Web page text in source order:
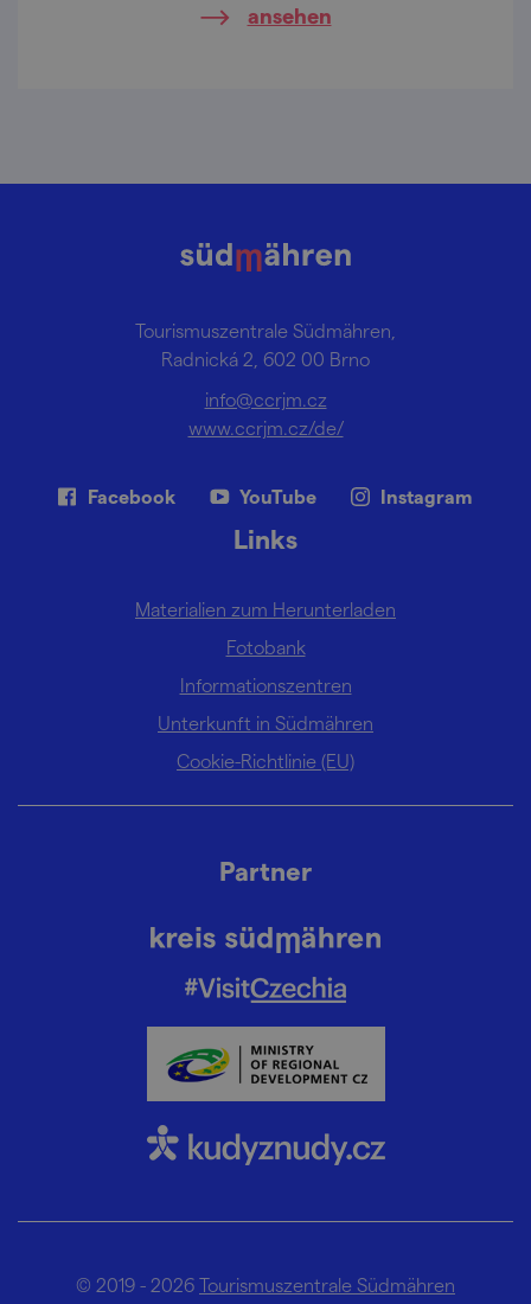
Weißen Karpaten.
ansehen
Tourismuszentrale Südmähren,
Radnická 2, 602 00 Brno
info@ccrjm.cz
www.ccrjm.cz/de/
Facebook YouTube Instagram
Links
Materialien zum Herunterladen
Fotobank
Informationszentren
Unterkunft in Südmähren
Cookie-Richtlinie (EU)
Partner
© 2019 - 2026 Tourismuszentrale Südmähren